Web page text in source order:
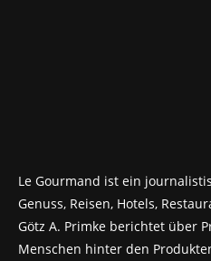
Le Gourmand ist ein
Genuss, Reisen, Hotels,
Götz A. Primke berichtet über
Menschen hinter den